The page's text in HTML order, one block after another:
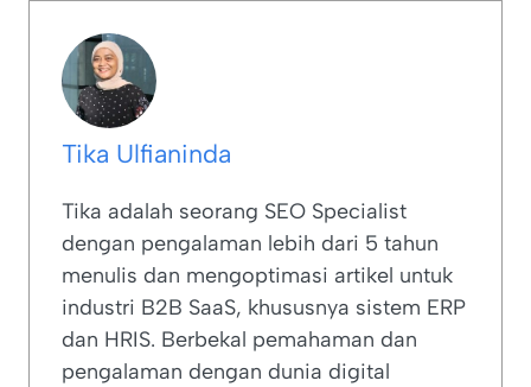
Tika Ulfianinda
Tika adalah seorang SEO Specialist
dengan pengalaman lebih dari 5 tahun
menulis dan mengoptimasi artikel untuk
industri B2B SaaS, khususnya sistem ERP
dan HRIS. Berbekal pemahaman dan
pengalaman dengan dunia digital